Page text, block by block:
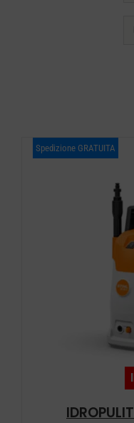
Spedizione GRATUITA